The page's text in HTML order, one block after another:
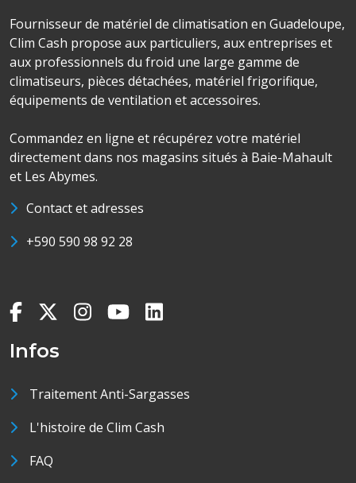
Fournisseur de matériel de climatisation en Guadeloupe,
Clim Cash propose aux particuliers, aux entreprises et
aux professionnels du froid une large gamme de
climatiseurs, pièces détachées, matériel frigorifique,
équipements de ventilation et accessoires.
Commandez en ligne et récupérez votre matériel
directement dans nos magasins situés à Baie-Mahault
et Les Abymes.
Contact et adresses
+590 590 98 92 28
Infos
Traitement Anti-Sargasses
L'histoire de Clim Cash
FAQ